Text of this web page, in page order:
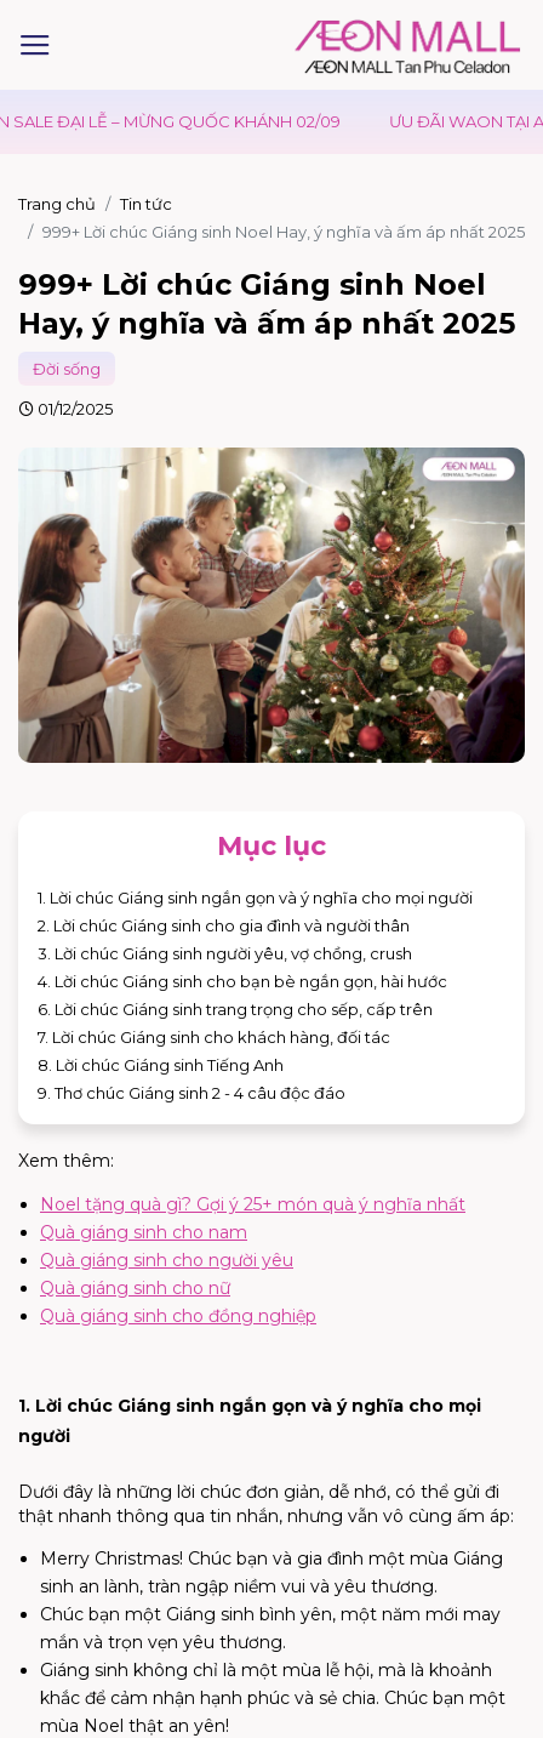
MỪNG QUỐC KHÁNH 02/09 ƯU ĐÃI WAON TẠI AEONMALL
Trang chủ
Tin tức
999+ Lời chúc Giáng sinh Noel Hay, ý nghĩa và ấm áp nhất 2025
999+ Lời chúc Giáng sinh Noel
Hay, ý nghĩa và ấm áp nhất 2025
Đời sống
01/12/2025
Mục lục
1. Lời chúc Giáng sinh ngắn gọn và ý nghĩa cho mọi người
2. Lời chúc Giáng sinh cho gia đình và người thân
3. Lời chúc Giáng sinh người yêu, vợ chồng, crush
4. Lời chúc Giáng sinh cho bạn bè ngắn gọn, hài hước
6. Lời chúc Giáng sinh trang trọng cho sếp, cấp trên
7. Lời chúc Giáng sinh cho khách hàng, đối tác
8. Lời chúc Giáng sinh Tiếng Anh
9. Thơ chúc Giáng sinh 2 - 4 câu độc đáo
Xem thêm:
Noel tặng quà gì? Gợi ý 25+ món quà ý nghĩa nhất
Quà giáng sinh cho nam
Quà giáng sinh cho người yêu
Quà giáng sinh cho nữ
Quà giáng sinh cho đồng nghiệp
1. Lời chúc Giáng sinh ngắn gọn và ý nghĩa cho mọi
người
Dưới đây là những lời chúc đơn giản, dễ nhớ, có thể gửi đi
thật nhanh thông qua tin nhắn, nhưng vẫn vô cùng ấm áp:
Merry Christmas! Chúc bạn và gia đình một mùa Giáng
sinh an lành, tràn ngập niềm vui và yêu thương.
Chúc bạn một Giáng sinh bình yên, một năm mới may
mắn và trọn vẹn yêu thương.
Giáng sinh không chỉ là một mùa lễ hội, mà là khoảnh
khắc để cảm nhận hạnh phúc và sẻ chia. Chúc bạn một
mùa Noel thật an yên!